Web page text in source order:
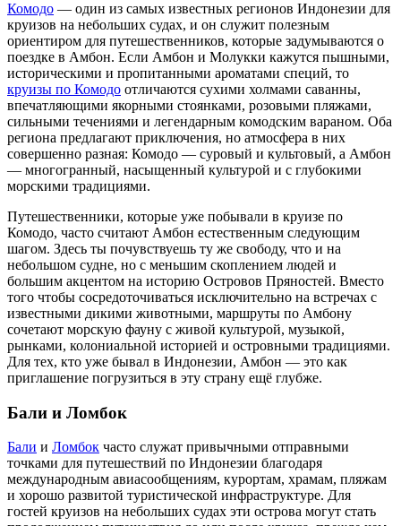
Комодо — один из самых известных регионов Индонезии для
круизов на небольших судах, и он служит полезным
ориентиром для путешественников, которые задумываются о
поездке в Амбон. Если Амбон и Молукки кажутся пышными,
историческими и пропитанными ароматами специй, то
круизы по Комодо отличаются сухими холмами саванны,
впечатляющими якорными стоянками, розовыми пляжами,
сильными течениями и легендарным комодским вараном. Оба
региона предлагают приключения, но атмосфера в них
совершенно разная: Комодо — суровый и культовый, а Амбон
— многогранный, насыщенный культурой и с глубокими
морскими традициями.
Путешественники, которые уже побывали в круизе по
Комодо, часто считают Амбон естественным следующим
шагом. Здесь ты почувствуешь ту же свободу, что и на
небольшом судне, но с меньшим скоплением людей и
большим акцентом на историю Островов Пряностей. Вместо
того чтобы сосредоточиваться исключительно на встречах с
известными дикими животными, маршруты по Амбону
сочетают морскую фауну с живой культурой, музыкой,
рынками, колониальной историей и островными традициями.
Для тех, кто уже бывал в Индонезии, Амбон — это как
приглашение погрузиться в эту страну ещё глубже.
Бали и Ломбок
Бали и Ломбок часто служат привычными отправными
точками для путешествий по Индонезии благодаря
международным авиасообщениям, курортам, храмам, пляжам
и хорошо развитой туристической инфраструктуре. Для
гостей круизов на небольших судах эти острова могут стать